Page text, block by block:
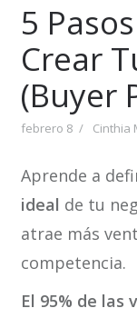
5
Crear
(Buyer
febrero 8 Cinthia
Aprende a
ideal de tu
atrae más
competencia.
El 95% de las